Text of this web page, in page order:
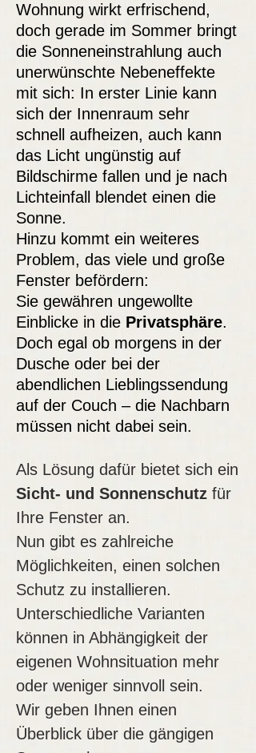
Wohnung wirkt erfrischend,
doch gerade im Sommer bringt
die Sonneneinstrahlung auch
unerwünschte Nebeneffekte
mit sich: In erster Linie kann
sich der Innenraum sehr
schnell aufheizen, auch kann
das Licht ungünstig auf
Bildschirme fallen und je nach
Lichteinfall blendet einen die
Sonne.
Hinzu kommt ein weiteres
Problem, das viele und große
Fenster befördern:
Sie gewähren ungewollte
Einblicke in die Privatsphäre.
Doch egal ob morgens in der
Dusche oder bei der
abendlichen Lieblingssendung
auf der Couch – die Nachbarn
müssen nicht dabei sein.
Als Lösung dafür bietet sich ein
Sicht- und Sonnenschutz für
Ihre Fenster an.
Nun gibt es zahlreiche
Möglichkeiten, einen solchen
Schutz zu installieren.
Unterschiedliche Varianten
können in Abhängigkeit der
eigenen Wohnsituation mehr
oder weniger sinnvoll sein.
Wir geben Ihnen einen
Überblick über die gängigen